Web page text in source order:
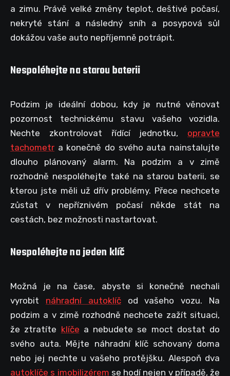
a zimu. Právě velké změny teplot, deštivé počasí,
nekryté stání a následný sníh a posypová sůl
dokážou vaše auto nepříjemně potrápit.
Nespoléhejte na starou baterii
Podzim je ideální dobou, kdy je nutné věnovat
pozornost technickému stavu vašeho vozidla.
Nechte zkontrolovat řídící jednotku, opravte
tachometr a konečně do svého auta nainstalujte
dlouho plánovaný alarm. Na podzim a v zimě
rozhodně nespoléhejte také na starou baterii, se
kterou jste měli už dřív problémy. Přece nechcete
zůstat v nepříznivém počasí někde stát na
cestách, bez možnosti nastartovat.
Nespoléhejte na jeden klíč
Možná je na čase, abyste si konečně nechali
vyrobit náhradní autoklíčod vašeho vozu. Na
podzim a v zimě rozhodně nechcete zažít situaci,
že ztratíte klíče a nebudete se moct dostat do
svého auta. Mějte náhradní klíč schovaný doma
nebo jej nechte u vašeho protějšku. Alespoň dva
autoklíče s imobilizérem se hodí nejen v případě, že